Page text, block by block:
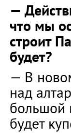
—
что мы
строит
будет?
— В
над
большой
будет